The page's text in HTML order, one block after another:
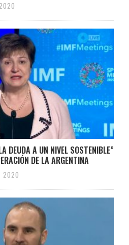
DEUDA A UN NIVEL SOSTENIBLE”
DE LA ARGENTINA
2020